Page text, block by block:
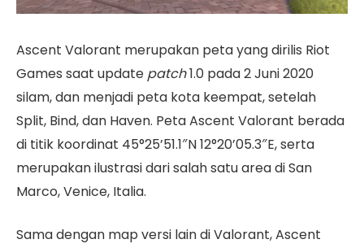
Ascent Valorant merupakan peta yang dirilis Riot
Games saat update patch1.0 pada 2 Juni 2020
silam, dan menjadi peta kota keempat, setelah
Split, Bind, dan Haven. Peta Ascent Valorant berada
di titik koordinat 45°25’51.1″N 12°20’05.3″E, serta
merupakan ilustrasi dari salah satu area di San
Marco, Venice, Italia.
Sama dengan map versi lain di Valorant, Ascent